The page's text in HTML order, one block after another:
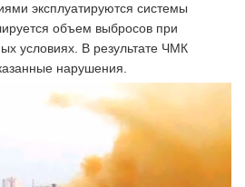
эксплуатируются системы
объем выбросов при
условиях. В результате ЧМК
нарушения.